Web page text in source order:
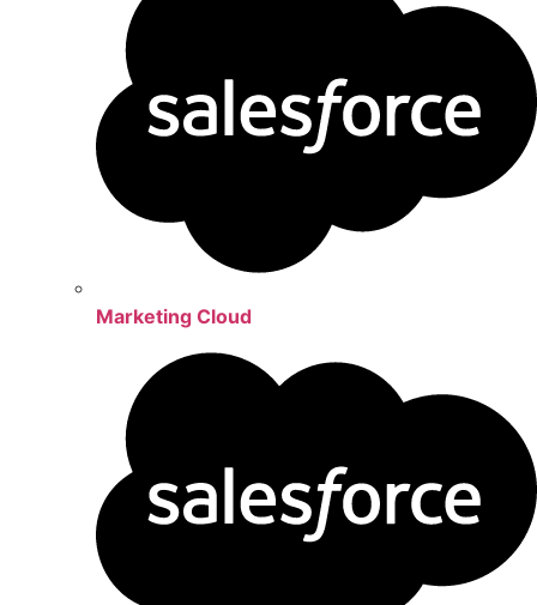
Marketing Cloud